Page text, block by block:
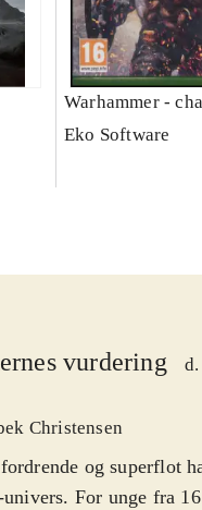
Warhammer -
Eko Software
vurdering
Christensen
og superflot
For unge fra